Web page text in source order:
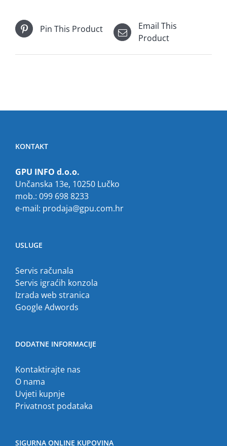
Pin This Product
Email This
Product
KONTAKT
GPU INFO d.o.o.
Unčanska 13e, 10250 Lučko
mob.: 099 698 8233
e-mail: prodaja@gpu.com.hr
USLUGE
Servis računala
Servis igraćih konzola
Izrada web stranica
Google Adwords
DODATNE INFORMACIJE
Kontaktirajte nas
O nama
Uvjeti kupnje
Privatnost podataka
SIGURNA ONLINE KUPOVINA